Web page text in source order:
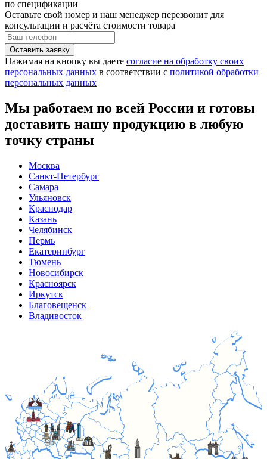
по спецификации
Оставьте свой номер и наш менеджер перезвонит для
консультации и расчёта стоимости товара
Нажимая на кнопку вы даете согласие на обработку своих
персональных данных в соответствии с политикой обработки
персональных данных
Мы работаем по всей России и готовы
доставить нашу продукцию в любую
точку страны
Москва
Санкт-Петербург
Самара
Ульяновск
Краснодар
Казань
Челябинск
Пермь
Екатеринбург
Тюмень
Новосибирск
Красноярск
Иркутск
Благовещенск
Владивосток